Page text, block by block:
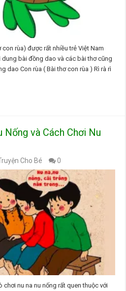
rùa) được rất nhiều trẻ Việt Nam
bài đồng dao và các bài thơ cũng
dao Con rùa ( Bài thơ con rùa ) Rì rà rì
và Cách Chơi Nu
Cho Bé 0
chơi nu na nu nống rất quen thuộc với